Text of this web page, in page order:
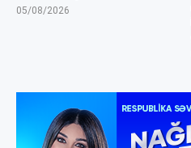
05/08/2026